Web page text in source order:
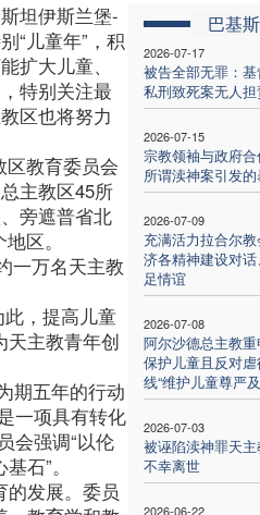
巴基
2026-07-17
被告全部无罪：
私刑致死案无人担
2026-07-15
宗教领袖与政府
所谓渎神案引发
2026-07-09
充满活力拉合尔
济各精神建设对
足情谊
2026-07-08
阿尔沙德总主教
保护儿童且反对
线“维护儿童尊严
2026-07-03
被诬陷渎神罪天
不幸离世
2026-06-22
坦伊斯兰堡-
“儿童年”，积
扩大儿童、
特别关注最
区也将努力
教育委员会
主教区45所
旁遮普省北
区。
一万名天主教
，提高儿童
天主教青年创
期五年的行动
一项具有转化
会强调“以伦
石”。
发展。委员